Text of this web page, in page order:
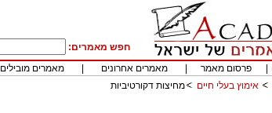
חפש מאמרים:
פרסום מאמר מאמרים אחרונים מאמרים מובילים
אימוץ בעלי חיים מחיצות דקורטיביות